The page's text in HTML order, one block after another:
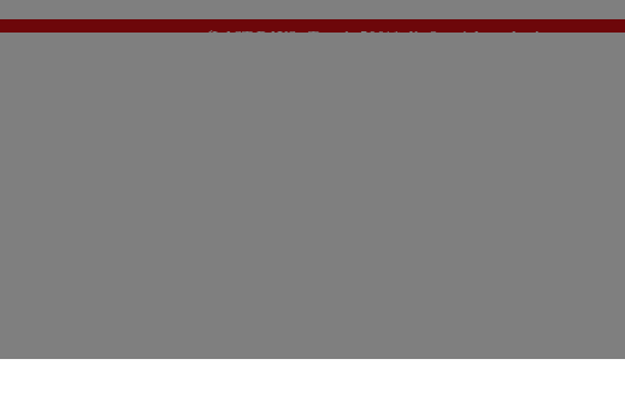
⚡LAST DAYS : Tout à -50%* dès 2 articles achetés>